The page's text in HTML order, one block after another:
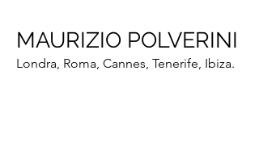
MAURIZIO POLVERINI
Londra, Roma, Cannes, Tenerife, Ibiza.